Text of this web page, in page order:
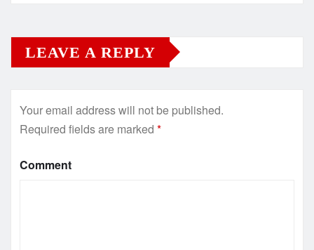
LEAVE A REPLY
Your email address will not be published.
Required fields are marked *
Comment